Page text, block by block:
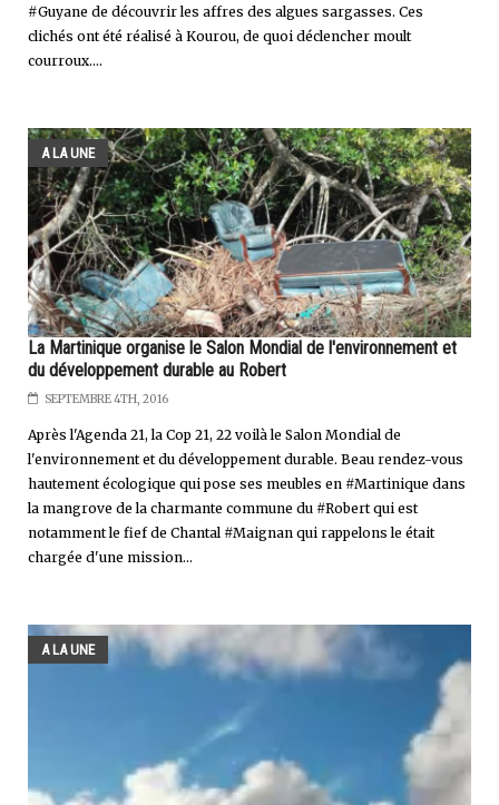
#Guyane de découvrir les affres des algues sargasses. Ces
clichés ont été réalisé à Kourou, de quoi déclencher moult
courroux....
A LA UNE
La Martinique organise le Salon Mondial de l'environnement et
du développement durable au Robert
SEPTEMBRE 4TH, 2016
Après l'Agenda 21, la Cop 21, 22 voilà le Salon Mondial de
l'environnement et du développement durable. Beau rendez-vous
hautement écologique qui pose ses meubles en #Martinique dans
la mangrove de la charmante commune du #Robert qui est
notamment le fief de Chantal #Maignan qui rappelons le était
chargée d'une mission...
A LA UNE